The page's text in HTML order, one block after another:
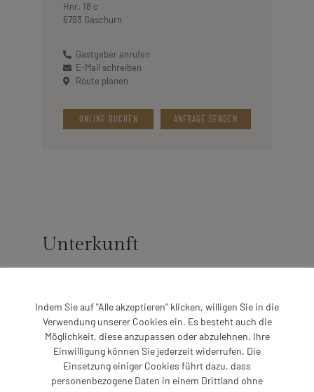
Hnr. 18 c
6793 Gaschurn
Gastgeber anrufen
E-Mail schreiben
Route planen
ONLINE BUCHEN ANFRAGE SENDEN
Unterkunft
Indem Sie auf "Alle akzeptieren" klicken, willigen Sie in die
Verwendung unserer Cookies ein. Es besteht auch die
Möglichkeit, diese anzupassen oder abzulehnen. Ihre
Einwilligung können Sie jederzeit widerrufen. Die
Einsetzung einiger Cookies führt dazu, dass
personenbezogene Daten in einem Drittland ohne